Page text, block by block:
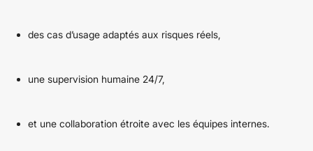
des cas d’usage adaptés aux risques réels,
une supervision humaine 24/7,
et une collaboration étroite avec les équipes internes.